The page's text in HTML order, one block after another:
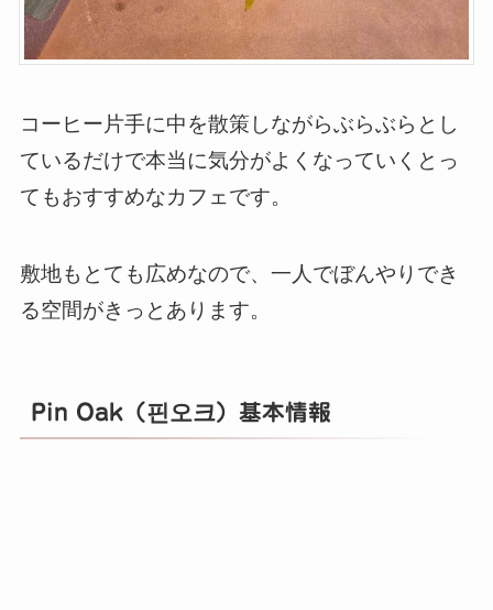
コーヒー片手に中を散策しながらぶらぶらとし
ているだけで本当に気分がよくなっていくとっ
てもおすすめなカフェです。
敷地もとても広めなので、一人でぼんやりでき
る空間がきっとあります。
Pin Oak（핀오크）基本情報